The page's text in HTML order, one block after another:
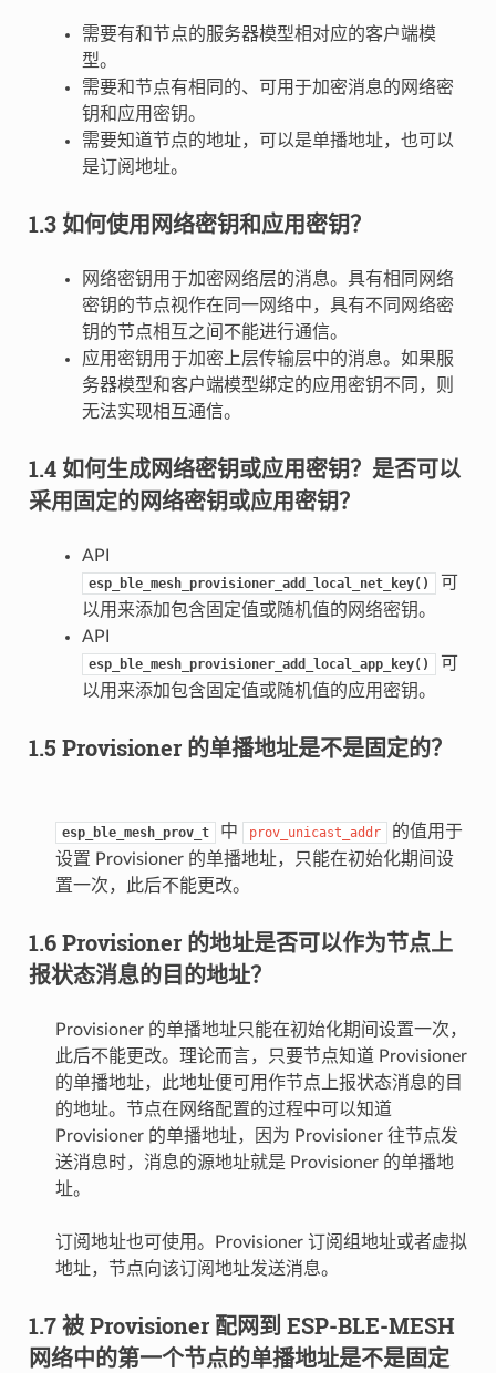
需要有和节点的服务器模型相对应的客户端模
型。
需要和节点有相同的、可用于加密消息的网络密
钥和应用密钥。
需要知道节点的地址，可以是单播地址，也可以
是订阅地址。
1.3 如何使用网络密钥和应用密钥？
网络密钥用于加密网络层的消息。具有相同网络
密钥的节点视作在同一网络中，具有不同网络密
钥的节点相互之间不能进行通信。
应用密钥用于加密上层传输层中的消息。如果服
务器模型和客户端模型绑定的应用密钥不同，则
无法实现相互通信。
1.4 如何生成网络密钥或应用密钥？是否可以
采用固定的网络密钥或应用密钥？
API
esp_ble_mesh_provisioner_add_local_net_key()
可
以用来添加包含固定值或随机值的网络密钥。
API
esp_ble_mesh_provisioner_add_local_app_key()
可
以用来添加包含固定值或随机值的应用密钥。
1.5 Provisioner 的单播地址是不是固定的？
esp_ble_mesh_prov_t 中 prov_unicast_addr
的值用于
设置 Provisioner 的单播地址，只能在初始化期间设
置一次，此后不能更改。
1.6 Provisioner 的地址是否可以作为节点上
报状态消息的目的地址？
Provisioner 的单播地址只能在初始化期间设置一次，
此后不能更改。理论而言，只要节点知道 Provisioner
的单播地址，此地址便可用作节点上报状态消息的目
的地址。节点在网络配置的过程中可以知道
Provisioner 的单播地址，因为 Provisioner 往节点发
送消息时，消息的源地址就是 Provisioner 的单播地
址。
订阅地址也可使用。Provisioner 订阅组地址或者虚拟
地址，节点向该订阅地址发送消息。
1.7 被 Provisioner 配网到 ESP-BLE-MESH
网络中的第一个节点的单播地址是不是固定